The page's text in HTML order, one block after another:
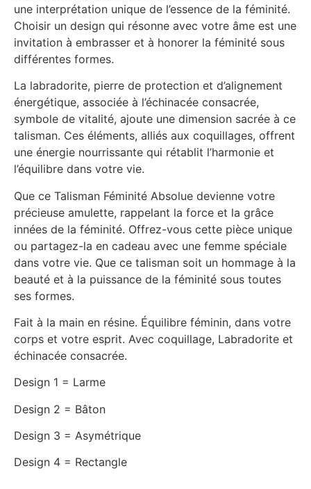
une interprétation unique de l’essence de la féminité.
Choisir un design qui résonne avec votre âme est une
invitation à embrasser et à honorer la féminité sous
différentes formes.
La labradorite, pierre de protection et d’alignement
énergétique, associée à l’échinacée consacrée,
symbole de vitalité, ajoute une dimension sacrée à ce
talisman. Ces éléments, alliés aux coquillages, offrent
une énergie nourrissante qui rétablit l’harmonie et
l’équilibre dans votre vie.
Que ce Talisman Féminité Absolue devienne votre
précieuse amulette, rappelant la force et la grâce
innées de la féminité. Offrez-vous cette pièce unique
ou partagez-la en cadeau avec une femme spéciale
dans votre vie. Que ce talisman soit un hommage à la
beauté et à la puissance de la féminité sous toutes
ses formes.
Fait à la main en résine. Équilibre féminin, dans votre
corps et votre esprit. Avec coquillage, Labradorite et
échinacée consacrée.
Design 1 = Larme
Design 2 = Bâton
Design 3 = Asymétrique
Design 4 = Rectangle